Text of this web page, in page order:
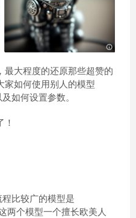
最大程度的还原那些超赞的
家如何使用别人的模型
如何设置参数。
比较广的模型是
个模型一个擅长欧美人